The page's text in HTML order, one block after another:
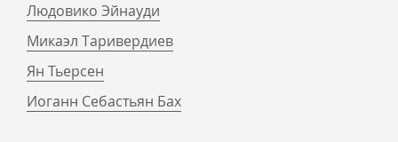
Людовико Эйнауди
Микаэл Таривердиев
Ян Тьерсен
Иоганн Себастьян Бах